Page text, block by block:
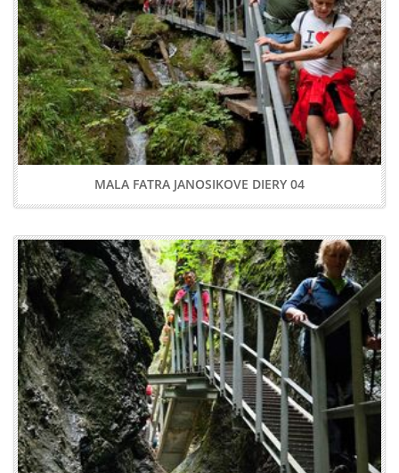
MALA FATRA JANOSIKOVE DIERY 04